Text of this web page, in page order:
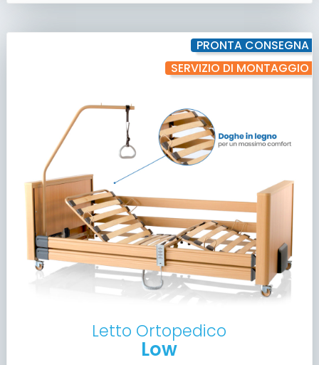
PRONTA CONSEGNA
SERVIZIO DI MONTAGGIO
Letto Ortopedico
Low